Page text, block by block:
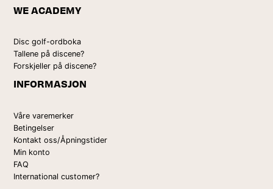
WE ACADEMY
Disc golf-ordboka
Tallene på discene?
Forskjeller på discene?
INFORMASJON
Våre varemerker
Betingelser
Kontakt oss/Åpningstider
Min konto
FAQ
International customer?